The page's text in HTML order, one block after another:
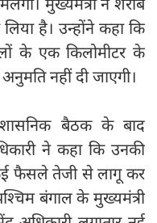
है। उन्होंने कहा कि
के एक किलोमीटर के
नहीं दी जाएगी।
बैठक के बाद
ने कहा कि उनकी
फैसले तेजी से लागू कर
बंगाल के मुख्यमंत्री